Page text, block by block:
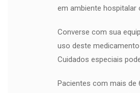
em ambiente hospitalar
Converse com sua
uso deste
Cuidados especiais
Pacientes com mais de